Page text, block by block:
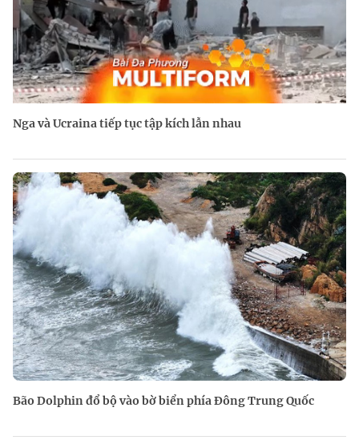
Nga và Ucraina tiếp tục tập kích lẫn nhau
Bão Dolphin đổ bộ vào bờ biển phía Đông Trung Quốc